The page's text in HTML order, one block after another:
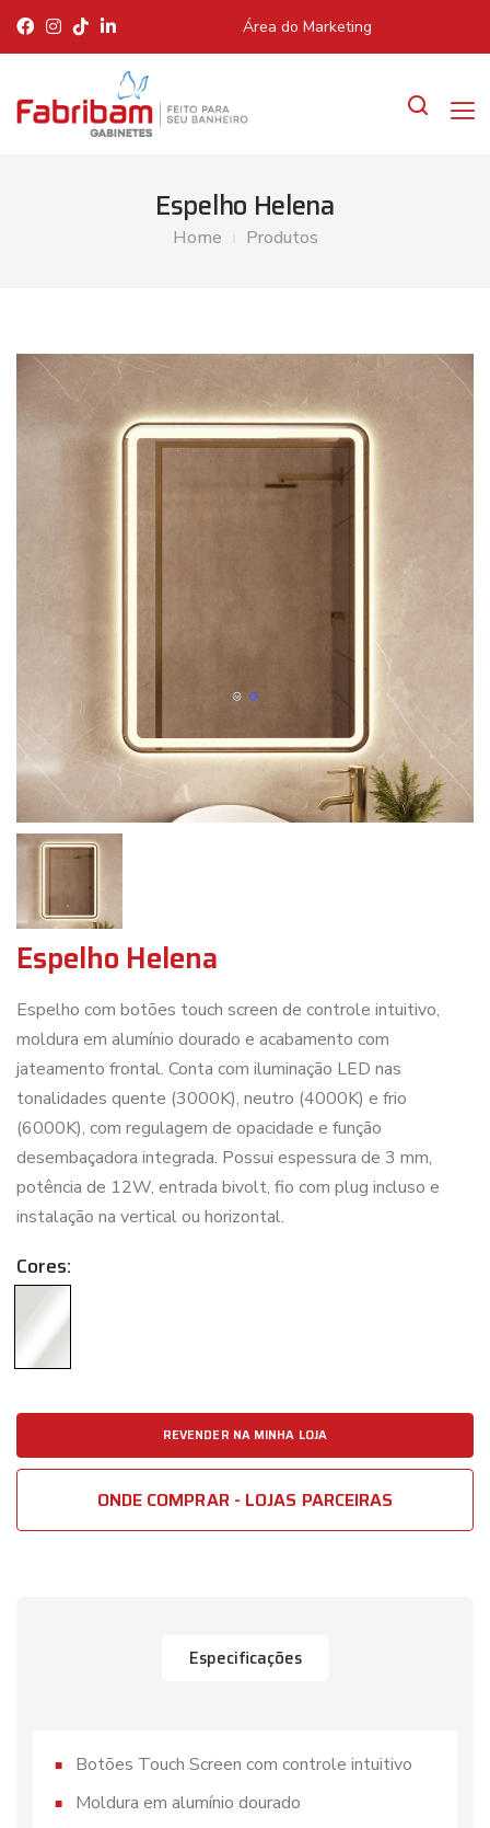
Área do Marketing
Espelho Helena
Home Produtos
Espelho Helena
Espelho com botões touch screen de controle intuitivo,
moldura em alumínio dourado e acabamento com
jateamento frontal. Conta com iluminação LED nas
tonalidades quente (3000K), neutro (4000K) e frio
(6000K), com regulagem de opacidade e função
desembaçadora integrada. Possui espessura de 3 mm,
potência de 12W, entrada bivolt, fio com plug incluso e
instalação na vertical ou horizontal.
Cores:
REVENDER NA MINHA LOJA
ONDE COMPRAR - LOJAS PARCEIRAS
Especificações
Botões Touch Screen com controle intuitivo
Moldura em alumínio dourado